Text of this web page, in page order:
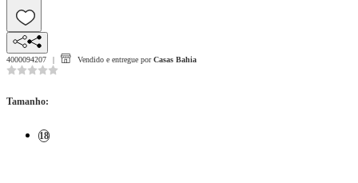
4000094207 Vendido e entregue por Casas Bahia
Tamanho:
18